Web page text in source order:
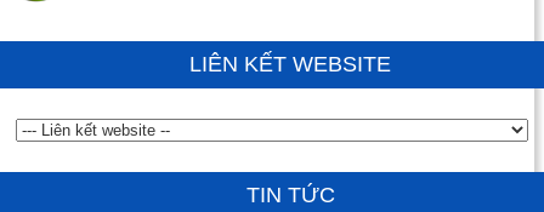
LIÊN KẾT WEBSITE
TIN TỨC
Đào tạo, hướng dẫn vận hành, chuyển giao công nghệ
ĐÃ CÓ HÀNG MÀNG MBR MEMSTAR (SINGAPORE)